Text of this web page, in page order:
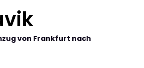
von Frankfurt nach